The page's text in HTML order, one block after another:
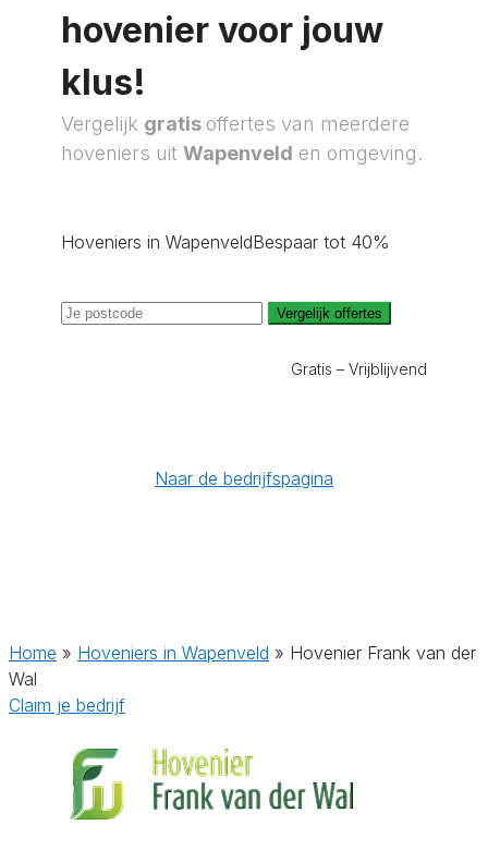
hovenier voor jouw
klus!
Vergelijk gratis offertes van meerdere
hoveniers uit Wapenveld en omgeving.
Hoveniers in WapenveldBespaar tot 40%
Vergelijk offertes
Gratis – Vrijblijvend
Naar de bedrijfspagina
Home » Hoveniers in Wapenveld » Hovenier Frank van der
Wal
Claim je bedrijf